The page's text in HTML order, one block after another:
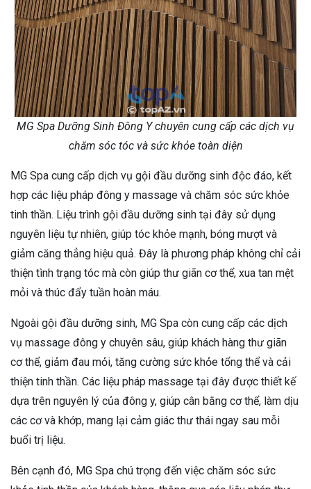
MG Spa Dưỡng Sinh Đông Y chuyên cung cấp các dịch vụ
chăm sóc tóc và sức khỏe toàn diện
MG Spa cung cấp dịch vụ gội đầu dưỡng sinh độc đáo, kết
hợp các liệu pháp đông y massage và chăm sóc sức khỏe
tinh thần. Liệu trình gội đầu dưỡng sinh tại đây sử dụng
nguyên liệu tự nhiên, giúp tóc khỏe mạnh, bóng mượt và
giảm căng thẳng hiệu quả. Đây là phương pháp không chỉ cải
thiện tình trạng tóc mà còn giúp thư giãn cơ thể, xua tan mệt
mỏi và thúc đẩy tuần hoàn máu.
Ngoài gội đầu dưỡng sinh, MG Spa còn cung cấp các dịch
vụ massage đông y chuyên sâu, giúp khách hàng thư giãn
cơ thể, giảm đau mỏi, tăng cường sức khỏe tổng thể và cải
thiện tinh thần. Các liệu pháp massage tại đây được thiết kế
dựa trên nguyên lý của đông y, giúp cân bằng cơ thể, làm dịu
các cơ và khớp, mang lại cảm giác thư thái ngay sau mỗi
buổi trị liệu.
Bên cạnh đó, MG Spa chú trọng đến việc chăm sóc sức